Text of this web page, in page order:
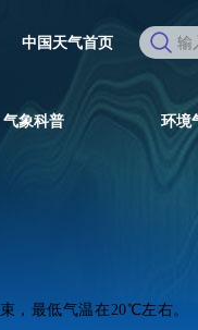
中国天气首页
气象科普 环境
，最低气温在20℃左右。